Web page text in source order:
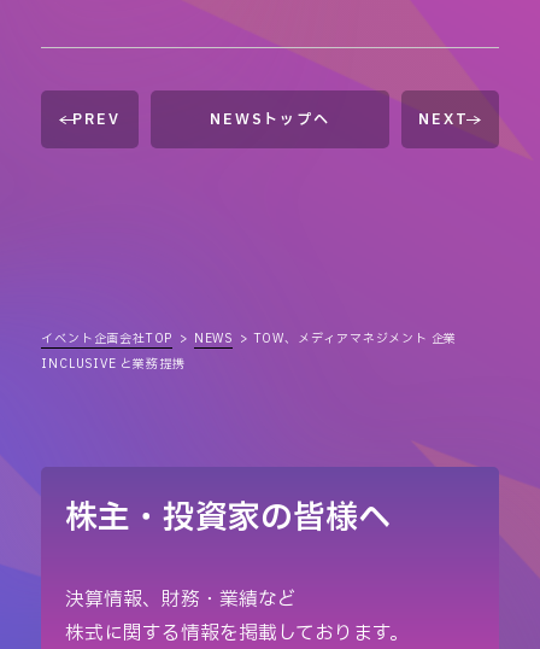
PREV NEWSトップへ NEXT
イベント企画会社TOP NEWS
TOW、メディアマネジメント 企業
INCLUSIVE と業務提携
株主・投資家の皆様へ
決算情報、財務・業績など
株式に関する情報を掲載しております。